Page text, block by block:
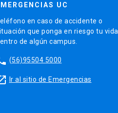
UC
en caso de accidente o
que ponga en riesgo tu vida
de algún campus.
(56)95504 5000
Ir al sitio de Emergencias